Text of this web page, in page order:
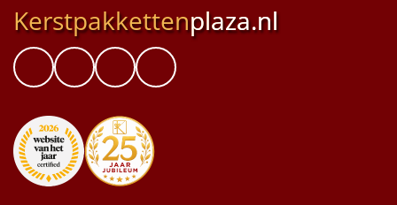
Alle artikelen
Overige
Personeel
Kerstpakkettenplaza.nl